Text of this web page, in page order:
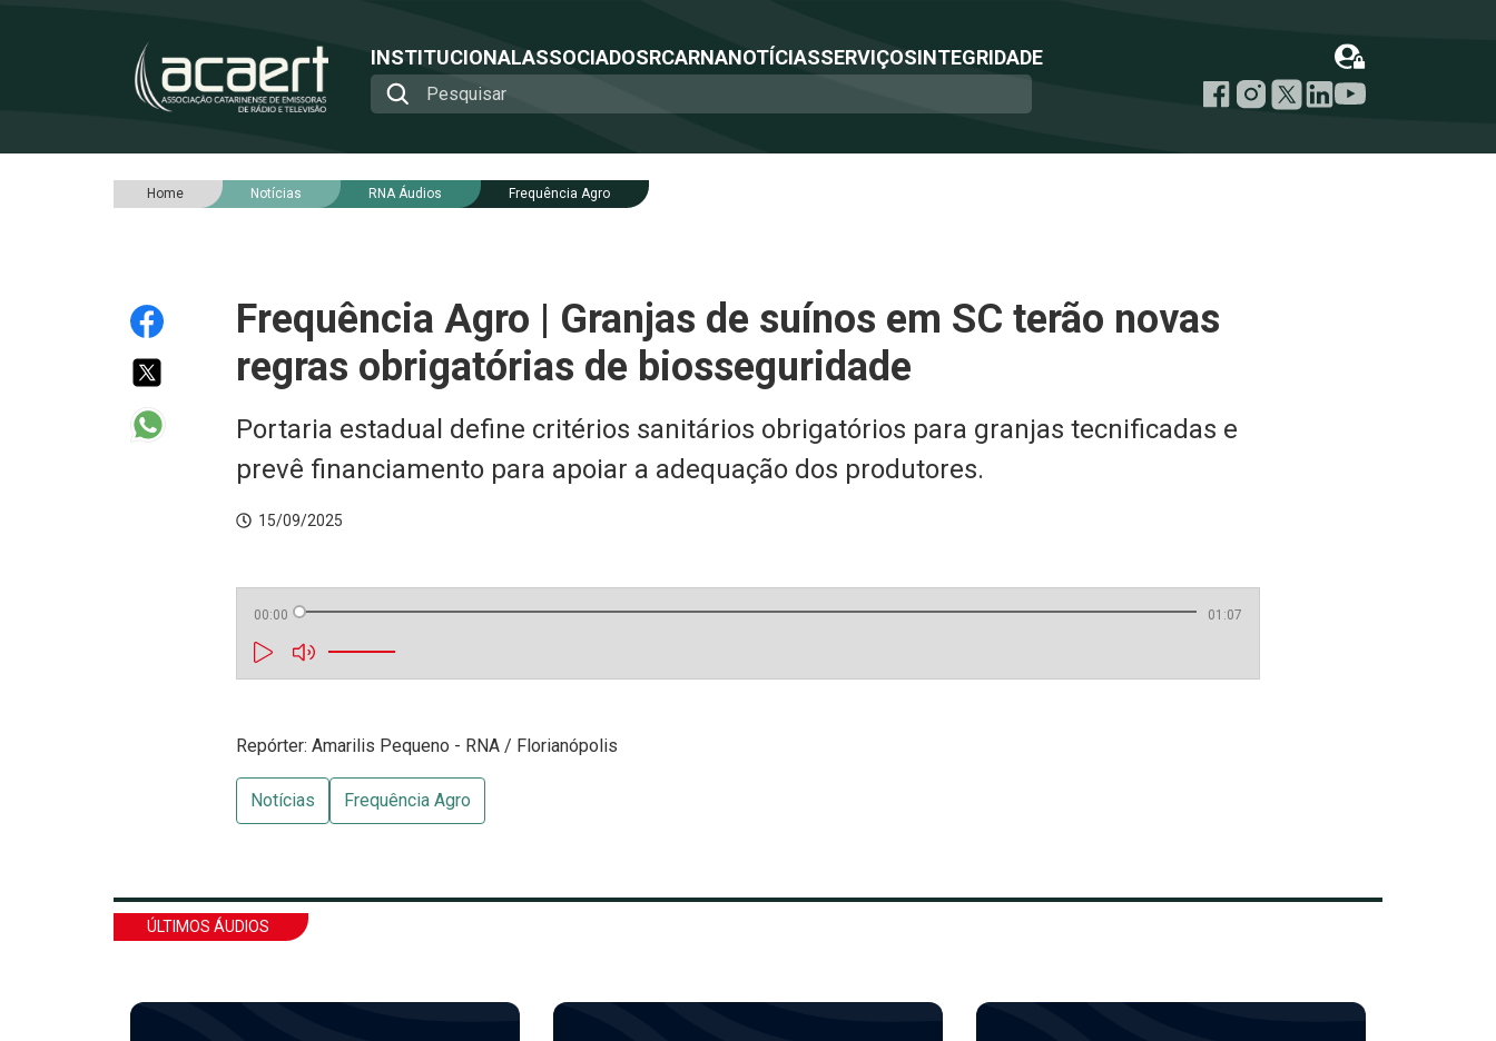
INSTITUCIONALASSOCIADOSRCARNANOTÍCIASSERVIÇOSINTEGRIDADE
Home Notícias RNA Áudios Frequência Agro
Frequência Agro | Granjas de suínos em SC terão novas
regras obrigatórias de biosseguridade
Portaria estadual define critérios sanitários obrigatórios para granjas tecnificadas e
prevê financiamento para apoiar a adequação dos produtores.
15/09/2025
00:00 01:07
Repórter: Amarilis Pequeno - RNA / Florianópolis
Notícias Frequência Agro
ÚLTIMOS ÁUDIOS